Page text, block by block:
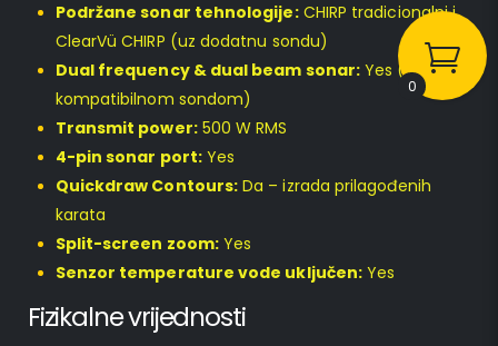
Podržane sonar tehnologije:CHIRP tradicionalni i
ClearVü CHIRP (uz dodatnu sondu)
Dual frequency & dual beam sonar: Yes (s
kompatibilnom sondom)
Transmit power:500 W RMS
4-pin sonar port:Yes
Quickdraw Contours: Da – izrada prilagođenih
karata
Split-screen zoom:Yes
Senzor temperature vode uključen: Yes
Fizikalne vrijednosti
0